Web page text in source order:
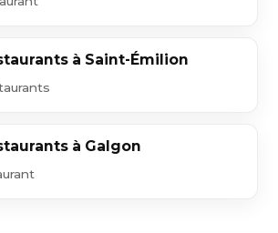
à Saint-Émilion
à Galgon